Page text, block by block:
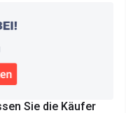
Sie die Käufer